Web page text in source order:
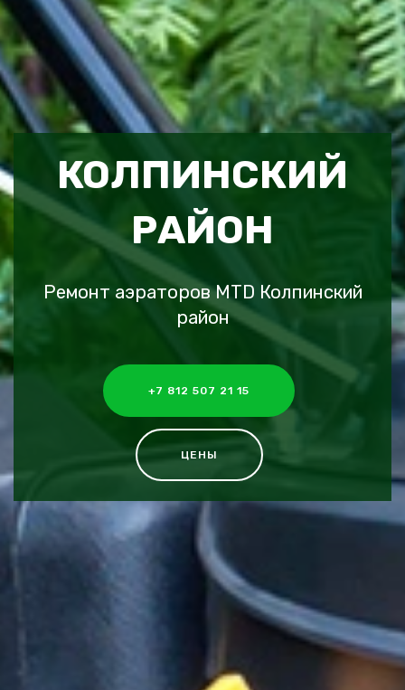
КОЛПИНСКИЙ
РАЙОН
Ремонт аэраторов MTD Колпинский
район
+7 812 507 21 15
ЦЕНЫ